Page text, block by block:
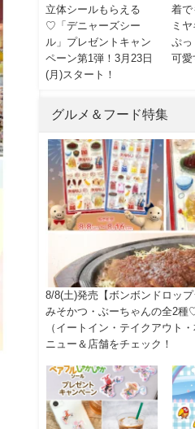
立体シールもらえる
♡「デニャーズシー
ル」プレゼントキャン
ペーン第1弾！3月23日
(月)スタート！
着で
ミ
ぷっ
可
グルメ＆フード特集
8/8(土)発売【ボンボンドロップ
みそかつ・ぶーちゃんの全2種
（イートイン・テイクアウト
ニュー＆店舗をチェック！